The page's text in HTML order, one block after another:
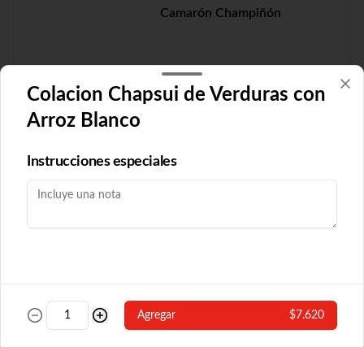
Camarón Champiñón
$19.210
Camarón Fuyón
Con algas y champiñón
Colacion Chapsui de Verduras con
Arroz Blanco
Instrucciones especiales
Agregar $7.620